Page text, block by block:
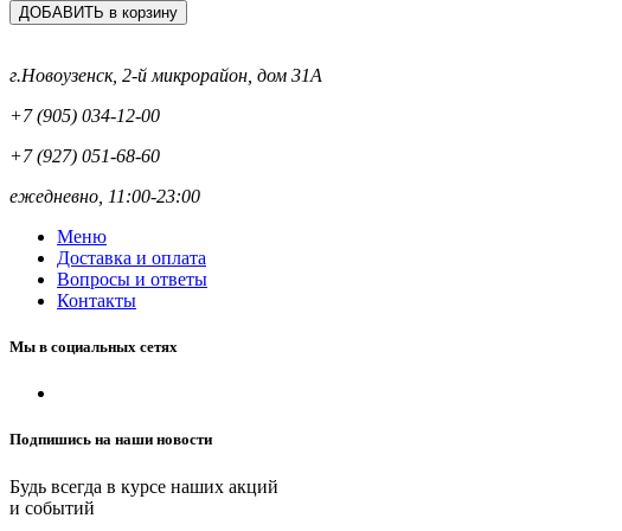
ДОБАВИТЬ в корзину
г.Новоузенск, 2-й микрорайон, дом 31А
+7 (905) 034-12-00
+7 (927) 051-68-60
ежедневно, 11:00-23:00
Меню
Доставка и оплата
Вопросы и ответы
Контакты
Мы в социальных сетях
Подпишись на наши новости
Будь всегда в курсе наших акций
и событий